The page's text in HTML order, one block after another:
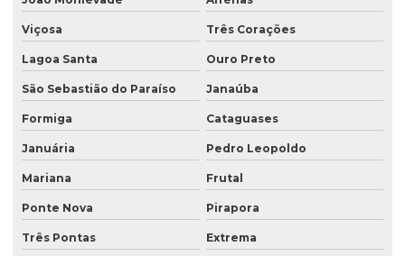
Viçosa Três Corações
Lagoa Santa Ouro Preto
São Sebastião do Paraíso Janaúba
Formiga Cataguases
Januária Pedro Leopoldo
Mariana Frutal
Ponte Nova Pirapora
Três Pontas Extrema